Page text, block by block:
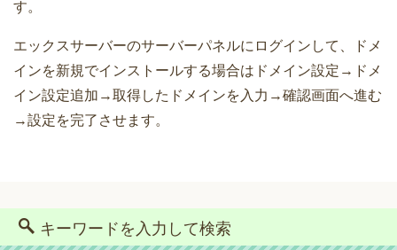
す。
エックスサーバーのサーバーパネルにログインして、ドメ
インを新規でインストールする場合はドメイン設定→ドメ
イン設定追加→取得したドメインを入力→確認画面へ進む
→設定を完了させます。
キーワードを入力して検索